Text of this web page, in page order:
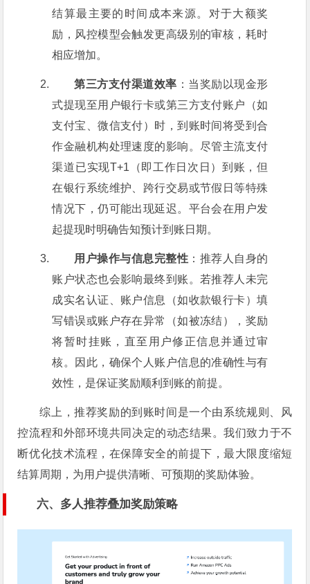
结算最主要的时间成本来源。对于大额奖
励，风控模型会触发更高级别的审核，耗时
相应增加。
第三方支付渠道效率 ：当奖励以现金形
式提现至用户银行卡或第三方支付账户（如
支付宝、微信支付）时，到账时间将受到合
作金融机构处理速度的影响。尽管主流支付
渠道已实现T+1（即工作日次日）到账，但
在银行系统维护、跨行交易或节假日等特殊
情况下，仍可能出现延迟。平台会在用户发
起提现时明确告知预计到账日期。
用户操作与信息完整性 ：推荐人自身的
账户状态也会影响最终到账。若推荐人未完
成实名认证、账户信息（如收款银行卡）填
写错误或账户存在异常（如被冻结），奖励
将暂时挂账，直至用户修正信息并通过审
核。因此，确保个人账户信息的准确性与有
效性，是保证奖励顺利到账的前提。
综上，推荐奖励的到账时间是一个由系统规则、风
控流程和外部环境共同决定的动态结果。我们致力于不
断优化技术流程，在保障安全的前提下，最大限度缩短
结算周期，为用户提供清晰、可预期的奖励体验。
六、多人推荐叠加奖励策略